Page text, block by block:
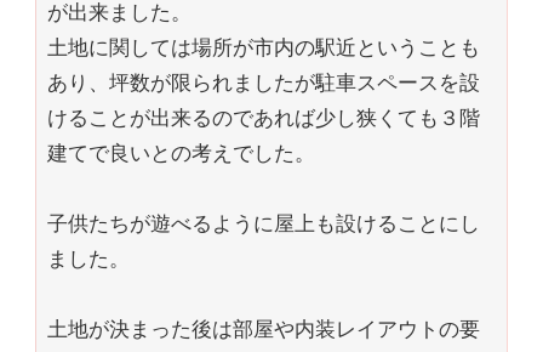
が出来ました。
土地に関しては場所が市内の駅近ということも
あり、坪数が限られましたが駐車スペースを設
けることが出来るのであれば少し狭くても３階
建てで良いとの考えでした。
子供たちが遊べるように屋上も設けることにし
ました。
土地が決まった後は部屋や内装レイアウトの要